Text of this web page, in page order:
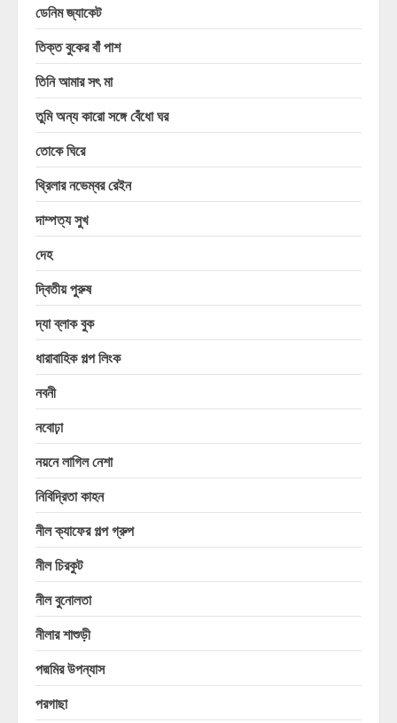
ডেনিম জ্যাকেট
তিক্ত বুকের বাঁ পাশ
তিনি আমার সৎ মা
তুমি অন্য কারো সঙ্গে বেঁধো ঘর
তোকে ঘিরে
থ্রিলার নভেম্বর রেইন
দাম্পত্য সুখ
দেহ
দ্বিতীয় পুরুষ
দ্যা ব্লাক বুক
ধারাবাহিক গল্প লিংক
নবনী
নবোঢ়া
নয়নে লাগিল নেশা
নিবিদ্রিতা কাহন
নীল ক্যাফের গল্প গ্রুপ
নীল চিরকুট
নীল বুনোলতা
নীলার শাশুড়ী
পদ্মমির উপন্যাস
পরগাছা